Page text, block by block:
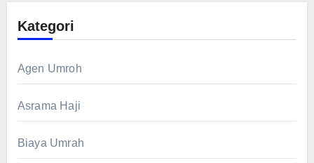
Kategori
Agen Umroh
Asrama Haji
Biaya Umrah